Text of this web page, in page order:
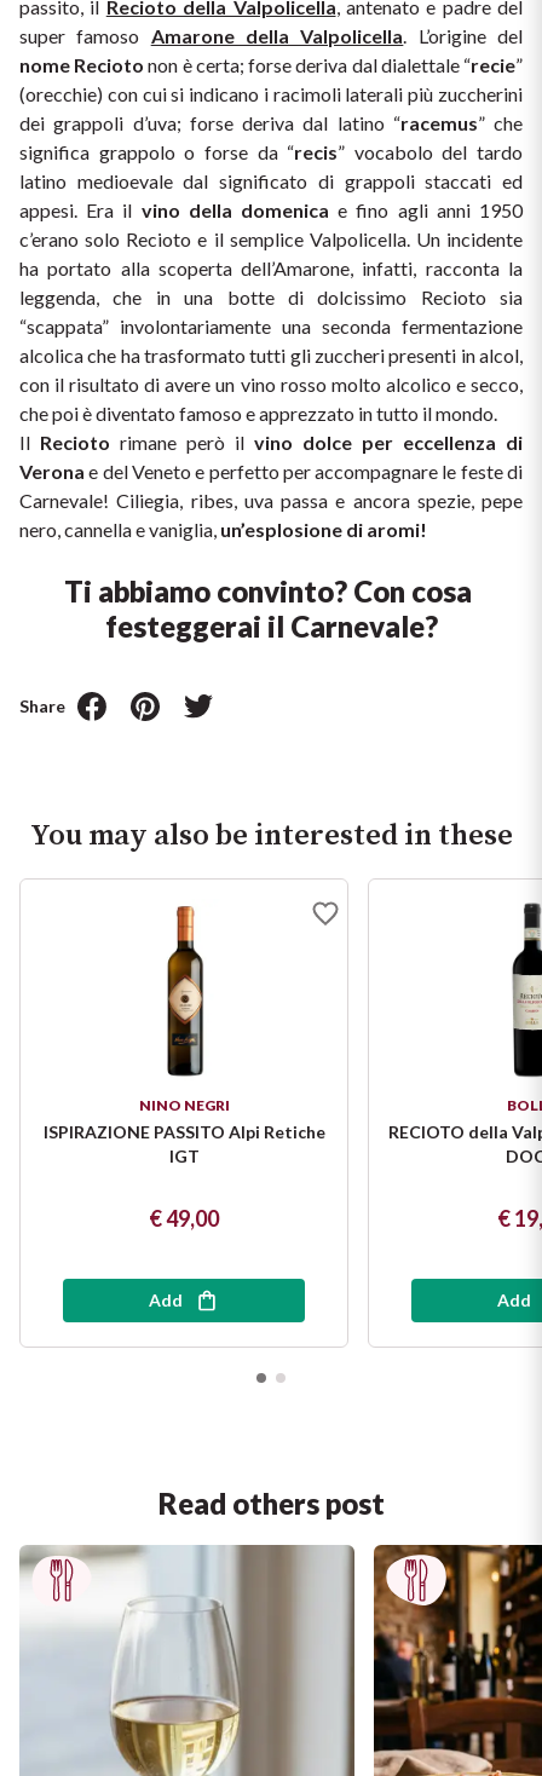
passito, il Recioto della Valpolicella, antenato e padre del
super famoso Amarone della Valpolicella
nome Recioto non è certa; forse deriva dal dialettale “recie”
(orecchie) con cui si indicano i racimoli laterali più zuccherini
dei grappoli d’uva; forse deriva dal latino “racemus” che
significa grappolo o forse da “recis” vocabolo del tardo
latino medioevale dal significato di grappoli staccati ed
appesi. Era il vino della domenica e fino agli anni 1950
c’erano solo Recioto e il semplice Valpolicella. Un incidente
ha portato alla scoperta dell’Amarone, infatti, racconta la
leggenda, che in una botte di dolcissimo Recioto sia
“scappata” involontariamente una seconda fermentazione
alcolica che ha trasformato tutti gli zuccheri presenti in alcol,
con il risultato di avere un vino rosso molto alcolico e secco,
che poi è diventato famoso e apprezzato in tutto il mondo.
Il Recioto rimane però il vino dolce per eccellenza di
Verona e del Veneto e perfetto per accompagnare le feste di
Carnevale! Ciliegia, ribes, uva passa e ancora spezie, pepe
nero, cannella e vaniglia, un’esplosione di aromi!
Ti abbiamo convinto? Con cosa
festeggerai il Carnevale?
Share
You may also be interested in these
NINO NEGRI
ISPIRAZIONE PASSITO Alpi Retiche
IGT
€ 49,00
Add
RECIOTO della
€
Add
Read others post